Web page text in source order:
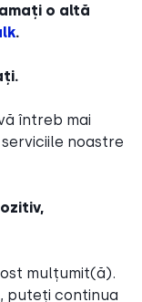
o altă
.
întreb mai
noastre
mulțumit(ă).
puteți continua